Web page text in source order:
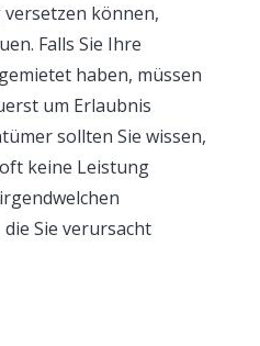
versetzen können,
Falls Sie Ihre
haben, müssen
um Erlaubnis
sollten Sie wissen,
keine Leistung
Sie verursacht